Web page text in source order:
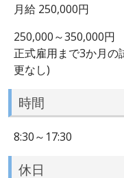
月給 250,000円
250,000～350,000円
正式雇用まで3か月の
更なし)
時間
8:30～17:30
休日